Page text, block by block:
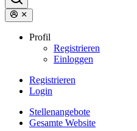
Profil
Registrieren
Einloggen
Registrieren
Login
Stellenangebote
Gesamte Website